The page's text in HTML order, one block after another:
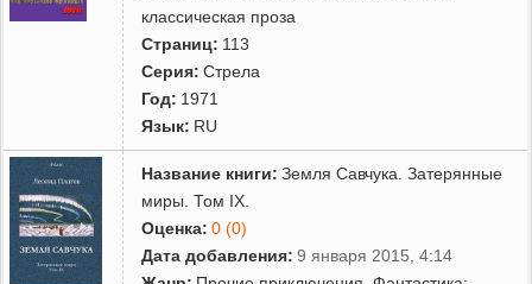
классическая проза
Страниц: 113
Серия: Стрела
Год: 1971
Язык: RU
Название книги: Земля Савчука. Затерянные
миры. Том IX.
Оценка: 0 (0)
Дата добавления: 9 января 2015, 4:14